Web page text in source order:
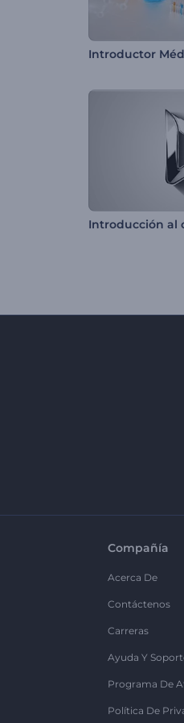
Introducción al
Compañía
Acerca De
Contáctenos
Carreras
Ayuda Y
Programa De
Política De